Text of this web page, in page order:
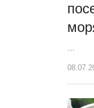
…